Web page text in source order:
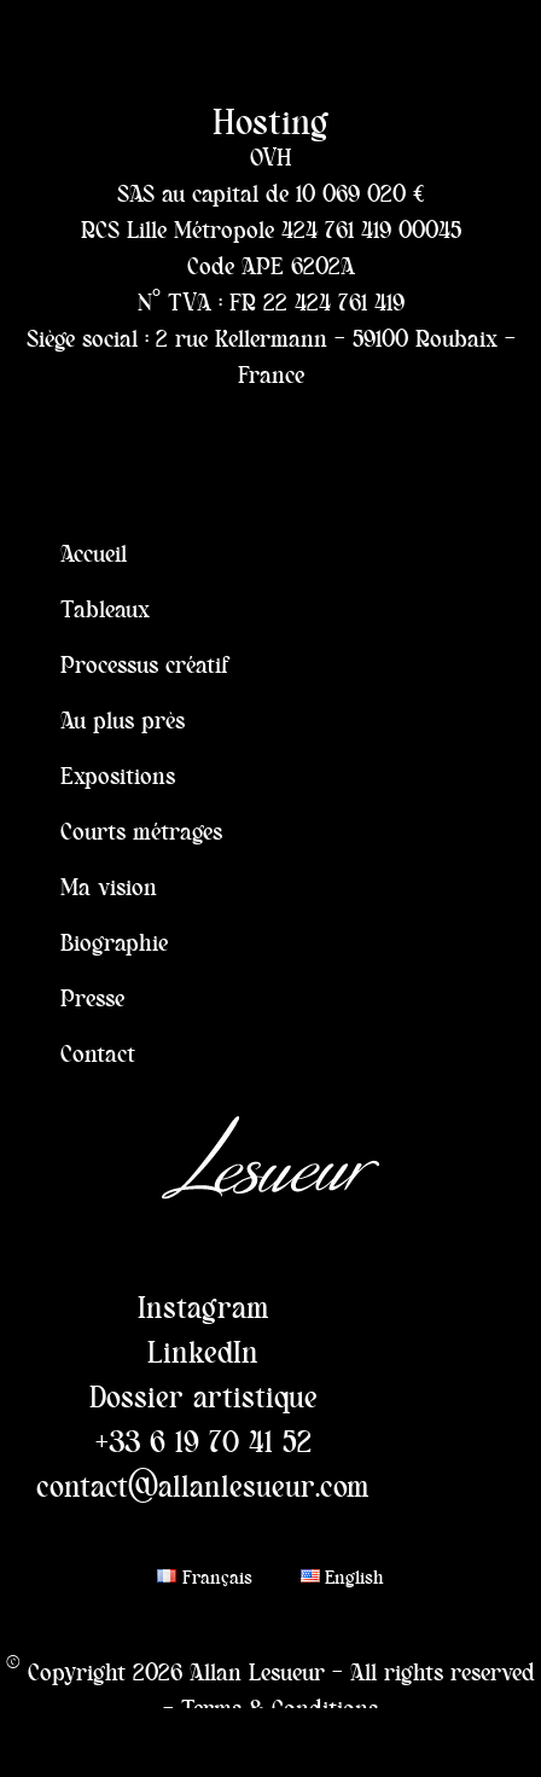
Hosting
OVH
SAS au capital de 10 069 020 €
RCS Lille Métropole 424 761 419 00045
Code APE 6202A
N° TVA : FR 22 424 761 419
Siège social : 2 rue Kellermann – 59100 Roubaix –
France
Accueil
Tableaux
Processus créatif
Au plus près
Expositions
Courts métrages
Ma vision
Biographie
Presse
Contact
Instagram
LinkedIn
Dossier artistique
+33 6 19 70 41 52
contact@allanlesueur.com
Français English
© Copyright 2026 Allan Lesueur – All rights reserved
– Terms & Conditions